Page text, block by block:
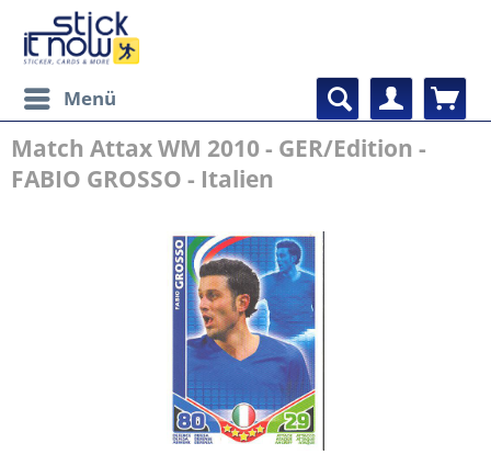
Menü
Match Attax WM 2010 - GER/Edition -
FABIO GROSSO - Italien